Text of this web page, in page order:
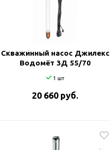
Скважинный насос Джилекс
Водомёт 3Д 55/70
1 шт
20 660 руб.